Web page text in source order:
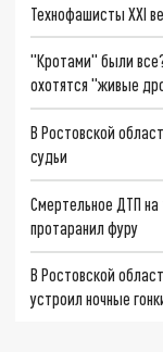
Технофашисты XXI
"Кротами" были
охотятся "живые
В Ростовской
судьи
Смертельное ДТП на
протаранил фуру
В Ростовской
устроил ночные